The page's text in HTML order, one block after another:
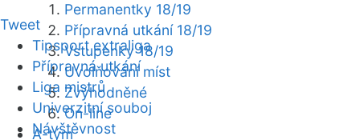
Permanentky 18/19
Přípravná utkání 18/19
Vstupenky 18/19
Uvolňování míst
Zvýhodněné
On-line
A-tým
Tweet
Tipsport extraliga
Přípravná utkání
Liga mistrů
Univerzitní souboj
Návštěvnost